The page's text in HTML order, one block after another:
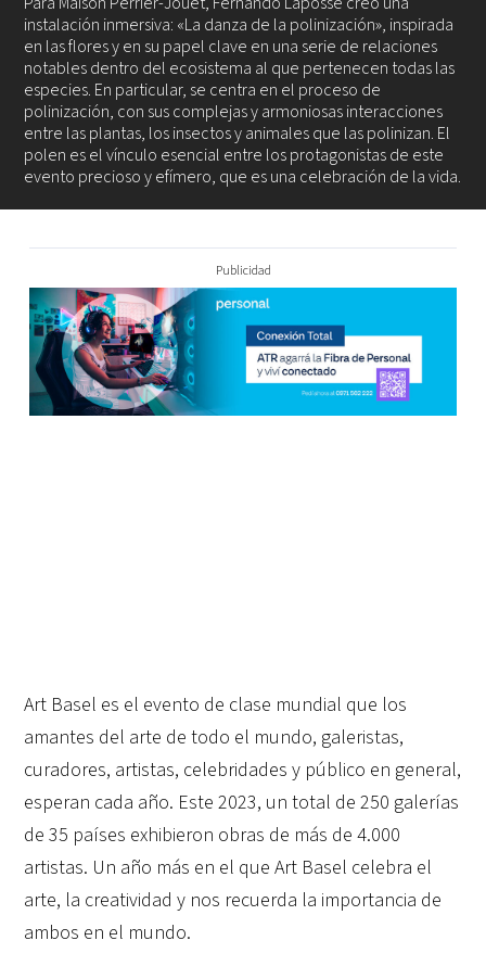
instalación inmersiva: «La danza de la polinización», inspirada
en las flores y en su papel clave en una serie de relaciones
notables dentro del ecosistema al que pertenecen todas las
especies. En particular, se centra en el proceso de
polinización, con sus complejas y armoniosas interacciones
entre las plantas, los insectos y animales que las polinizan. El
polen es el vínculo esencial entre los protagonistas de este
evento precioso y efímero, que es una celebración de la vida.
Publicidad
Art Basel es el evento de clase mundial que los
amantes del arte de todo el mundo, galeristas,
curadores, artistas, celebridades y público en general,
esperan cada año. Este 2023, un total de 250 galerías
de 35 países exhibieron obras de más de 4.000
artistas. Un año más en el que Art Basel celebra el
arte, la creatividad y nos recuerda la importancia de
ambos en el mundo.